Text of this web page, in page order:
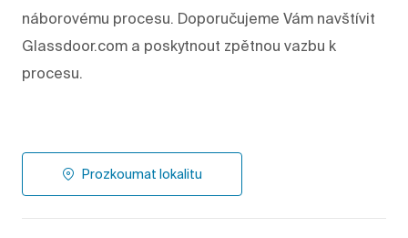
náborovému procesu. Doporučujeme Vám navštívit
Glassdoor.com a poskytnout zpětnou vazbu k
procesu.
Prozkoumat lokalitu